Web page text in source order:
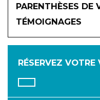
PARENTHÈSES DE
TÉMOIGNAGES
RÉSERVEZ VOTRE
JANVIER
AVRIL
JUILLET
OCTOBRE